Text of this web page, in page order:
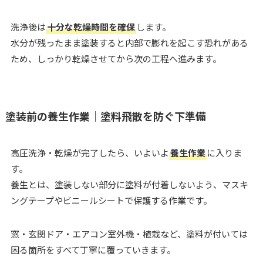
洗浄後は十分な乾燥時間を確保します。
水分が残ったまま塗装すると内部で膨れを起こす恐れがある
ため、しっかり乾燥させてから次の工程へ進みます。
塗装前の養生作業｜塗料飛散を防ぐ下準備
高圧洗浄・乾燥が完了したら、いよいよ養生作業に入りま
す。
養生とは、塗装しない部分に塗料が付着しないよう、マスキ
ングテープやビニールシートで保護する作業です。
窓・玄関ドア・エアコン室外機・植栽など、塗料が付いては
困る箇所をすべて丁寧に覆っていきます。